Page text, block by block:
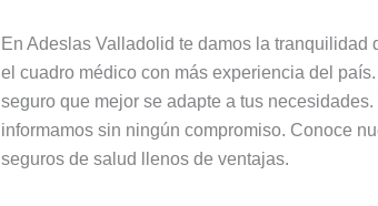
En Adeslas Valladolid te damos la tranquilidad
el cuadro médico con más experiencia del país.
seguro que mejor se adapte a tus necesidades.
informamos sin ningún compromiso. Conoce
seguros de salud llenos de ventajas.